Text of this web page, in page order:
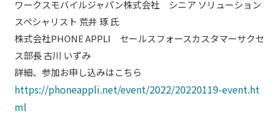
ワークスモバイルジャパン株式会社 シニア ソリューション
スペシャリスト 荒井 琢 氏
株式会社PHONE APPLI セールスフォースカスタマーサクセ
ス部長 古川 いずみ
詳細、参加お申し込みはこちら
https://phoneappli.net/event/2022/20220119-event.ht
ml